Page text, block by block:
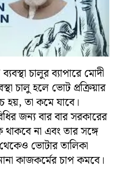
চালুর ব্যাপারে মোদী
চালু হলে ভোট প্রক্রিয়ার
তা কমে যাবে।
জন্য বার বার সরকারের
না এবং তার সঙ্গে
ভোটার তালিকা
কাজকর্মের চাপ কমবে।